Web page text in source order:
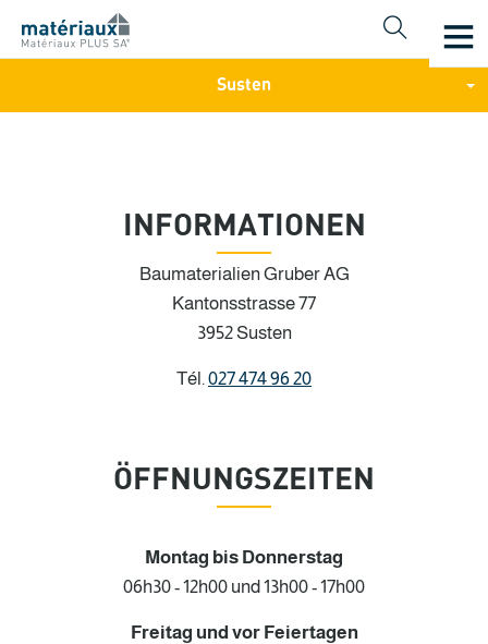
Susten
INFORMATIONEN
Baumaterialien Gruber AG
Kantonsstrasse 77
3952 Susten
Tél.027 474 96 20
ÖFFNUNGSZEITEN
Montag bis Donnerstag
06h30 - 12h00 und 13h00 - 17h00
Freitag undvor Feiertagen